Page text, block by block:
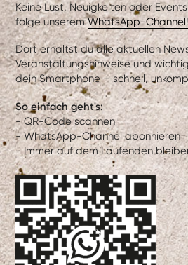
Keine Lust, Neuigkeiten oder
folge unseremWhatsApp-Channel!
Dort erhältst du alle aktuellen
Veranstaltungshinweise und
dein Smartphone – schnell,
So einfach geht's:
- QR-Code scannen
- WhatsApp-Channel abonnieren
- Immer auf dem Laufenden